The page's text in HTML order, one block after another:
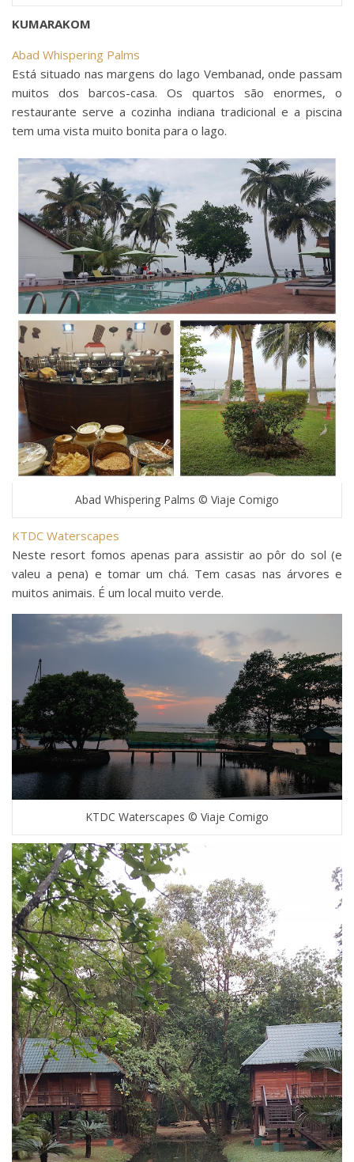
KUMARAKOM
Abad Whispering Palms
Está situado nas margens do lago Vembanad, onde passam
muitos dos barcos-casa. Os quartos são enormes, o
restaurante serve a cozinha indiana tradicional e a piscina
tem uma vista muito bonita para o lago.
Abad Whispering Palms © Viaje Comigo
KTDC Waterscapes
Neste resort fomos apenas para assistir ao pôr do sol (e
valeu a pena) e tomar um chá. Tem casas nas árvores e
muitos animais. É um local muito verde.
KTDC Waterscapes © Viaje Comigo